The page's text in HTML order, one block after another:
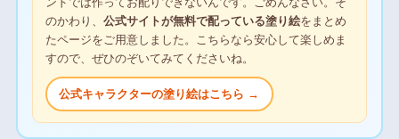
ンドでは作ってお配りできないんです。ごめんなさい。そ
のかわり、 公式サイトが無料で配っている塗り絵をまとめ
たページをご用意しました。こちらなら安心して楽しめま
すので、ぜひのぞいてみてくださいね。
公式キャラクターの塗り絵はこちら →